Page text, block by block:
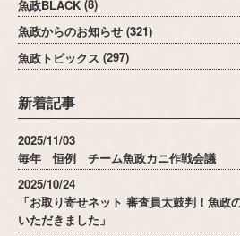
魚政BLACK (8)
魚政からのお知らせ (321)
魚政トピックス (297)
新着記事
2025/11/03
毎年 恒例 チーム魚政カニ作戦会議
2025/10/24
「お取り寄せネット 審査員太鼓判！魚
いただきました」